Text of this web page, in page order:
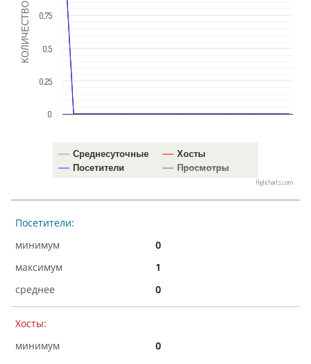
КОЛИЧЕСТВО
Среднесуточные
Хосты
Посетители
Просмотры
0
0,25
0,5
0,75
Highcharts.com
Посетители:
0
1
0
Хосты:
0